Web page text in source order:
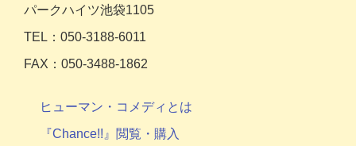
パークハイツ池袋1105
TEL：050-3188-6011
FAX：050-3488-1862
ヒューマン・コメディとは
『Chance!!』閲覧・購入